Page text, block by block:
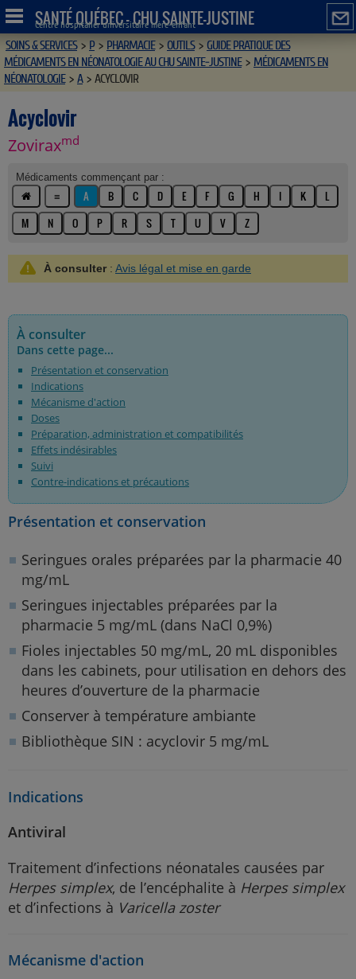
SANTÉ QUÉBEC - CHU SAINTE-JUSTINE
Centre hospitalier universitaire mère-enfant
SOINS & SERVICES > P > PHARMACIE > OUTILS > GUIDE PRATIQUE DES
MÉDICAMENTS EN NÉONATOLOGIE AU CHU SAINTE-JUSTINE > MÉDICAMENTS EN
NÉONATOLOGIE > A > ACYCLOVIR
Acyclovir
Zoviraxmd
Médicaments commençant par :
≡ A B C D E F G H I K
L
M
N O P R S T U V Z
À consulter : Avis légal et mise en garde
À consulter
Dans cette page...
Présentation et conservation
Indications
Mécanisme d'action
Doses
Préparation, administration et compatibilités
Effets indésirables
Suivi
Contre-indications et précautions
Présentation et conservation
Seringues orales préparées par la pharmacie 40
mg/mL
Seringues injectables préparées par la
pharmacie 5 mg/mL (dans NaCl 0,9%)
Fioles injectables 50 mg/mL, 20 mL disponibles
dans les cabinets, pour utilisation en dehors des
heures d’ouverture de la pharmacie
Conserver à température ambiante
Bibliothèque SIN : acyclovir 5 mg/mL
Indications
Antiviral
Traitement d’infections néonatales causées par
Herpes simplex, de l’encéphalite à Herpes simplex
et d’infections à Varicella zoster
Mécanisme d'action